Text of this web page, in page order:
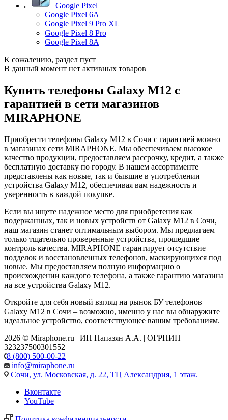
Google Pixel
Google Pixel 6A
Google Pixel 9 Pro XL
Google Pixel 8 Pro
Google Pixel 8A
К сожалению, раздел пуст
В данный момент нет активных товаров
Купить телефоны Galaxy M12 с
гарантией в сети магазинов
MIRAPHONE
Приобрести телефоны Galaxy M12 в Сочи с гарантией можно
в магазинах сети MIRAPHONE. Мы обеспечиваем высокое
качество продукции, предоставляем рассрочку, кредит, а также
бесплатную доставку по городу. В нашем ассортименте
представлены как новые, так и бывшие в употреблении
устройства Galaxy M12, обеспечивая вам надежность и
уверенность в каждой покупке.
Если вы ищете надежное место для приобретения как
подержанных, так и новых устройств от Galaxy M12 в Сочи,
наш магазин станет оптимальным выбором. Мы предлагаем
только тщательно проверенные устройства, прошедшие
контроль качества. MIRAPHONE гарантирует отсутствие
подделок и восстановленных телефонов, маскирующихся под
новые. Мы предоставляем полную информацию о
происхождении каждого телефона, а также гарантию магазина
на все устройства Galaxy M12.
Откройте для себя новый взгляд на рынок БУ телефонов
Galaxy M12 в Сочи – возможно, именно у нас вы обнаружите
идеальное устройство, соответствующее вашим требованиям.
2026 © Miraphone.ru | ИП Папазян А.А. | ОГРНИП
323237500301552
8 (800) 500-00-22
info@miraphone.ru
Сочи, ул. Московская, д. 22, ТЦ Александрия, 1 этаж.
Вконтакте
YouTube